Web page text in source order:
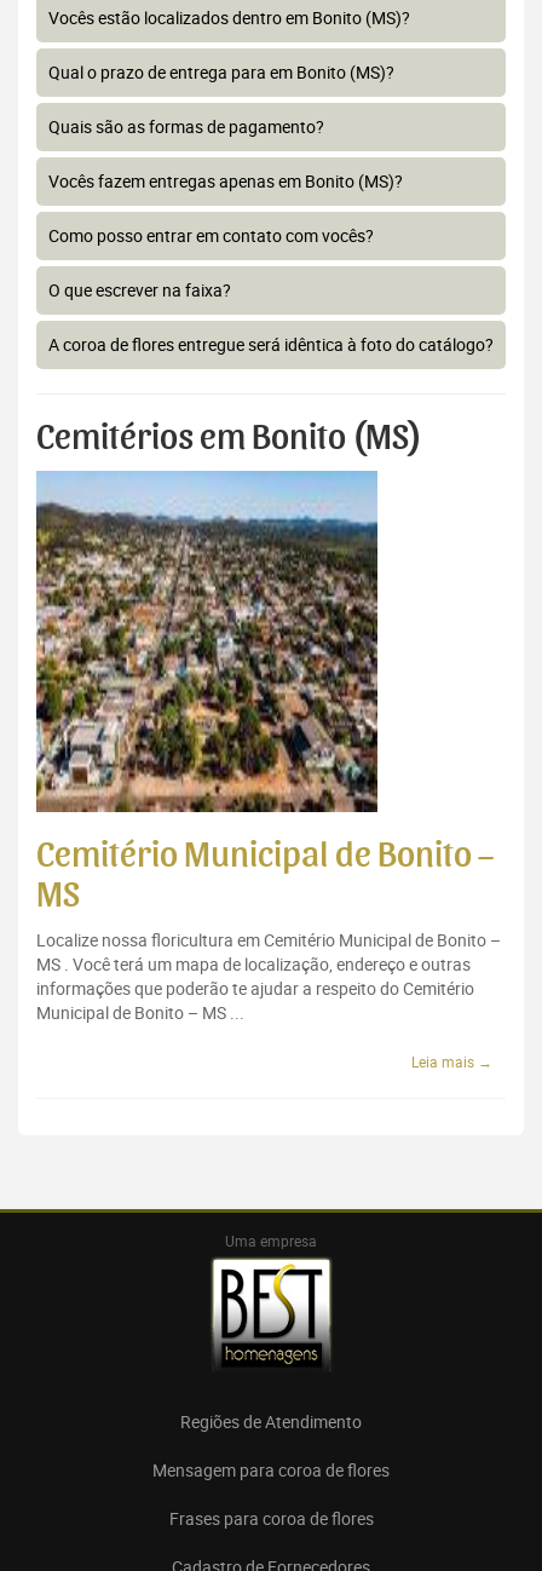
Vocês estão localizados dentro em Bonito (MS)?
Qual o prazo de entrega para em Bonito (MS)?
Quais são as formas de pagamento?
Vocês fazem entregas apenas em Bonito (MS)?
Como posso entrar em contato com vocês?
O que escrever na faixa?
A coroa de flores entregue será idêntica à foto do catálogo?
Cemitérios em Bonito (MS)
Cemitério Municipal de Bonito –
MS
Localize nossa floricultura em Cemitério Municipal de Bonito –
MS . Você terá um mapa de localização, endereço e outras
informações que poderão te ajudar a respeito do Cemitério
Municipal de Bonito – MS ...
Leia mais →
Uma empresa
Regiões de Atendimento
Mensagem para coroa de flores
Frases para coroa de flores